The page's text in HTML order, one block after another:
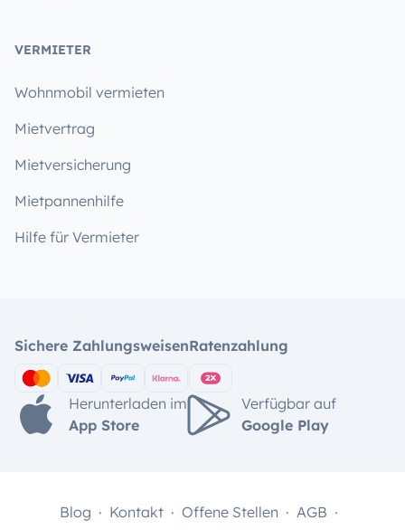
VERMIETER
Wohnmobil vermieten
Mietvertrag
Mietversicherung
Mietpannenhilfe
Hilfe für Vermieter
Sichere ZahlungsweisenRatenzahlung
Herunterladen im
App Store
Verfügbar auf
Google Play
Blog Kontakt Offene Stellen AGB